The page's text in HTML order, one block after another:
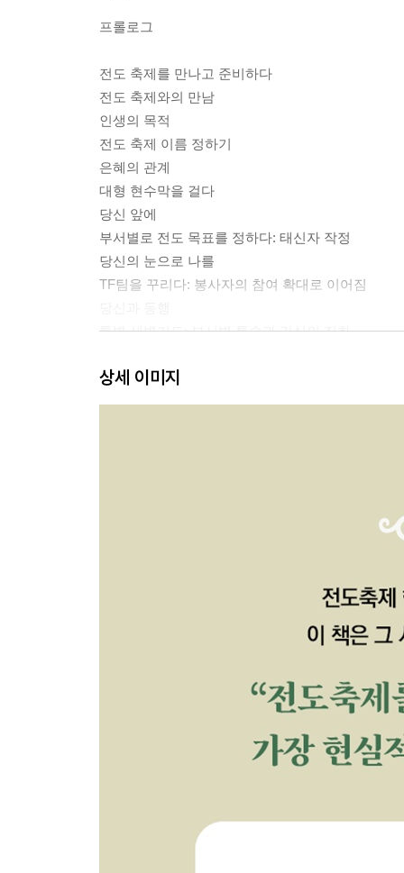
프롤로그
전도 축제를 만나고 준비하다
전도 축제와의 만남
인생의 목적
전도 축제 이름 정하기
은혜의 관계
대형 현수막을 걸다
당신 앞에
부서별로 전도 목표를 정하다: 태신자 작정
당신의 눈으로 나를
TF팀을 꾸리다: 봉사자의 참여 확대로 이어짐
특별 새벽기도: 부서별 특송과 간식의 진화
특별 새벽기도회 주제: 기도의 시작점
하나님의 말씀 따라
태신자 작정과 관계 맺기 1차: 전도 축제를 알리기
금요성령 집회 기도회: 말씀과 기도로 뜨거워지기
상세 이미지